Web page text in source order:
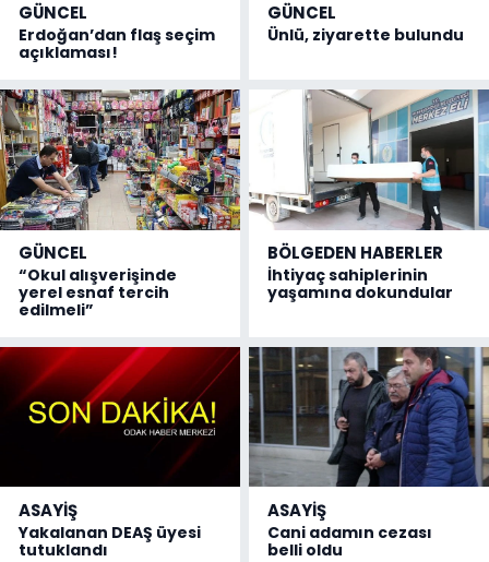
GÜNCEL
Erdoğan’dan flaş seçim
açıklaması!
GÜNCEL
Ünlü, ziyarette bulundu
GÜNCEL
“Okul alışverişinde
yerel esnaf tercih
edilmeli”
BÖLGEDEN HABERLER
İhtiyaç sahiplerinin
yaşamına dokundular
ASAYİŞ
Yakalanan DEAŞ üyesi
tutuklandı
ASAYİŞ
Cani adamın cezası
belli oldu